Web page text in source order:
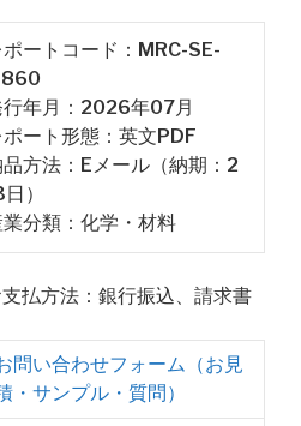
ポートコード：MRC-SE-
行年月：2026年07月
ポート形態：英文PDF
品方法：Eメール（納期：2
）
業分類：化学・材料
払方法：銀行振込、請求書
問い合わせフォーム（お見
・サンプル・質問）